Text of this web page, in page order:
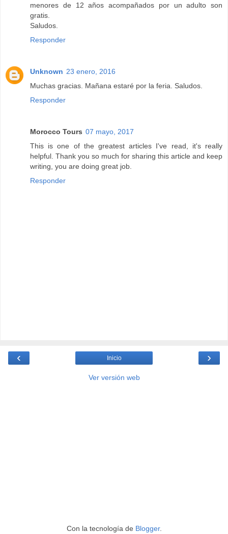
menores de 12 años acompañados por un adulto son
gratis.
Saludos.
Responder
Unknown 23 enero, 2016
Muchas gracias. Mañana estaré por la feria. Saludos.
Responder
Morocco Tours 07 mayo, 2017
This is one of the greatest articles I've read, it's really
helpful. Thank you so much for sharing this article and keep
writing, you are doing great job.
Responder
‹ ›
Inicio
Ver versión web
Con la tecnología de Blogger.